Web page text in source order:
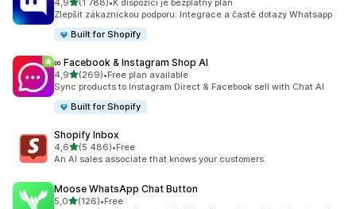
4,9 (1 788)
Celkový počet recenzí: 1788
•K dispozici je bezplatný plán
Zlepšit zákaznickou podporu: Integrace a časté dotazy Whatsapp
Built for Shopify
∞ Facebook & Instagram Shop AI
4,9z 5 hvězd
(269)
Celkový počet recenzí: 269
•Free plan available
Sync products to Instagram Direct & Facebook sell with Chat AI
Built for Shopify
Shopify Inbox
4,6z 5 hvězd
(5 486)
Celkový počet recenzí: 5486
•Free
An AI sales associate that knows your customers
Moose WhatsApp Chat Button
5,0z 5 hvězd
(126)
Celkový počet recenzí: 126
•Free